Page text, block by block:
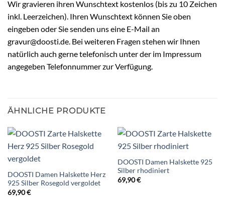
Wir gravieren ihren Wunschtext kostenlos (bis zu 10 Zeichen
inkl. Leerzeichen). Ihren Wunschtext können Sie oben
eingeben oder Sie senden uns eine E-Mail an
gravur@doosti.de. Bei weiteren Fragen stehen wir Ihnen
natürlich auch gerne telefonisch unter der im Impressum
angegeben Telefonnummer zur Verfügung.
ÄHNLICHE PRODUKTE
DOOSTI Damen Halskette Herz
925 Silber Rosegold vergoldet
69,90€
DOOSTI Damen Halskette 925
Silber rhodiniert
69,90€